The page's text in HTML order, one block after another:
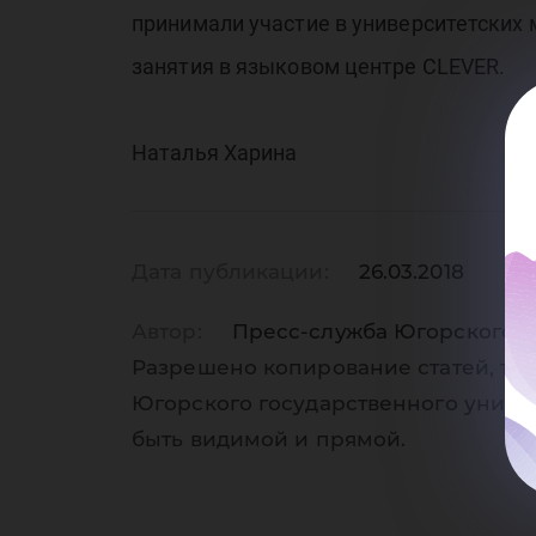
принимали участие в
занятия в языковом центре CLEVER.
Наталья Харина
26.03.2018
Пресс-служба Югорского
Разрешено копирование статей,
Югорского государственного
быть видимой и прямой.